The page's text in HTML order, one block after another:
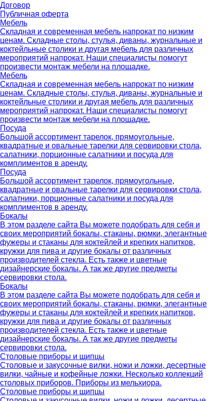
Договор
Публичная оферта
Мебель
Складная и современная мебель напрокат по низким
ценам. Складные столы, стулья, диваны, журнальные и
коктейльные столики и другая мебель для различных
мероприятий напрокат. Наши специалисты помогут
произвести монтаж мебели на площадке.
Мебель
Складная и современная мебель напрокат по низким
ценам. Складные столы, стулья, диваны, журнальные и
коктейльные столики и другая мебель для различных
мероприятий напрокат. Наши специалисты помогут
произвести монтаж мебели на площадке.
Посуда
Большой ассортимент тарелок, прямоугольные,
квадратные и овальные тарелки для сервировки стола,
салатники, порционные салатники и посуда для
комплиментов в аренду.
Посуда
Большой ассортимент тарелок, прямоугольные,
квадратные и овальные тарелки для сервировки стола,
салатники, порционные салатники и посуда для
комплиментов в аренду.
Бокалы
В этом разделе сайта Вы можете подобрать для себя и
своих мероприятий бокалы, стаканы, рюмки, элегантные
фужеры и стаканы для коктейлей и крепких напитков,
кружки для пива и другие бокалы от различных
производителей стекла. Есть также и цветные
дизайнерские бокалы. А так же другие предметы
сервировки стола.
Бокалы
В этом разделе сайта Вы можете подобрать для себя и
своих мероприятий бокалы, стаканы, рюмки, элегантные
фужеры и стаканы для коктейлей и крепких напитков,
кружки для пива и другие бокалы от различных
производителей стекла. Есть также и цветные
дизайнерские бокалы. А так же другие предметы
сервировки стола.
Столовые приборы и щипцы
Столовые и закусочные вилки, ножи и ложки, десертные
вилки, чайные и кофейные ложки. Несколько коллекций
столовых приборов. Приборы из мельхиора.
Столовые приборы и щипцы